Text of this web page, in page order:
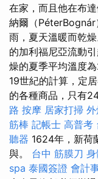
在家，而且他在布
納爾（PéterBognár
雨，夏天溫暖而乾
的加利福尼亞流動
燥的夏季平均溫度
19世紀的計算，定
的各種商品，只有
路 按摩 居家打掃
筋棒 記帳士 高普考
聽器 1624年，新荷
與。 台中 筋膜刀
spa 泰國簽證 會計